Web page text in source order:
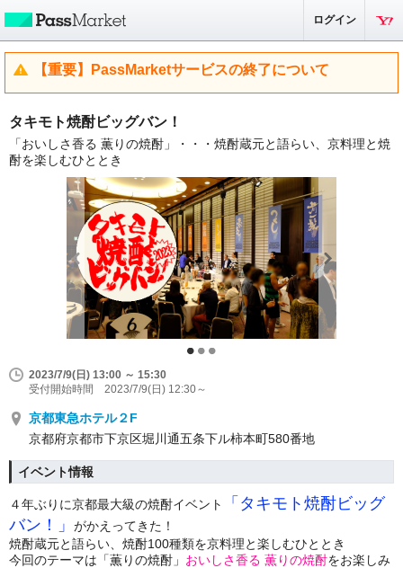
ログイン
【重要】PassMarketサービスの終了について
タキモト焼酎ビッグバン！
「おいしさ香る 薫りの焼酎」・・・焼酎蔵元と語らい、京料理と焼
酎を楽しむひととき
2023/7/9(日) 13:00 ～ 15:30
受付開始時間 2023/7/9(日) 12:30～
京都東急ホテル２F
京都府京都市下京区堀川通五条下ル柿本町580番地
イベント情報
４年ぶりに京都最大級の焼酎イベント
「タキモト焼酎ビッグ
バン！」
がかえってきた！
焼酎蔵元と語らい、焼酎100種類を京料理と楽しむひととき
今回のテーマは「薫りの焼酎」 おいしさ香る 薫りの焼酎をお楽しみ